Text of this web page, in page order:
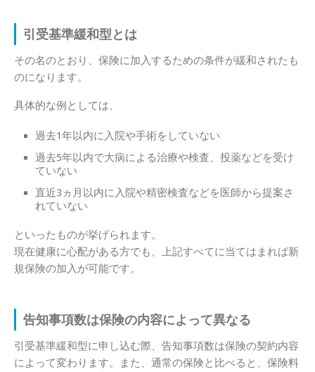
引受基準緩和型とは
その名のとおり、保険に加入するための条件が緩和されたも
のになります。
具体的な例としては、
過去1年以内に入院や手術をしていない
過去5年以内で大病による治療や検査、投薬などを受け
ていない
直近3ヵ月以内に入院や精密検査などを医師から提案さ
れていない
といったものが挙げられます。
現在健康に心配がある方でも、上記すべてに当てはまれば新
規保険の加入が可能です。
告知事項数は保険の内容によって異なる
引受基準緩和型に申し込む際、告知事項数は保険の契約内容
によって変わります。また、通常の保険と比べると、保険料